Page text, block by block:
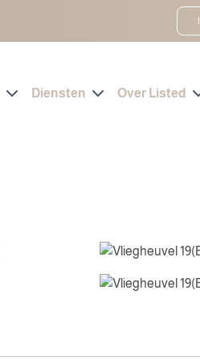
Diensten Over Listed